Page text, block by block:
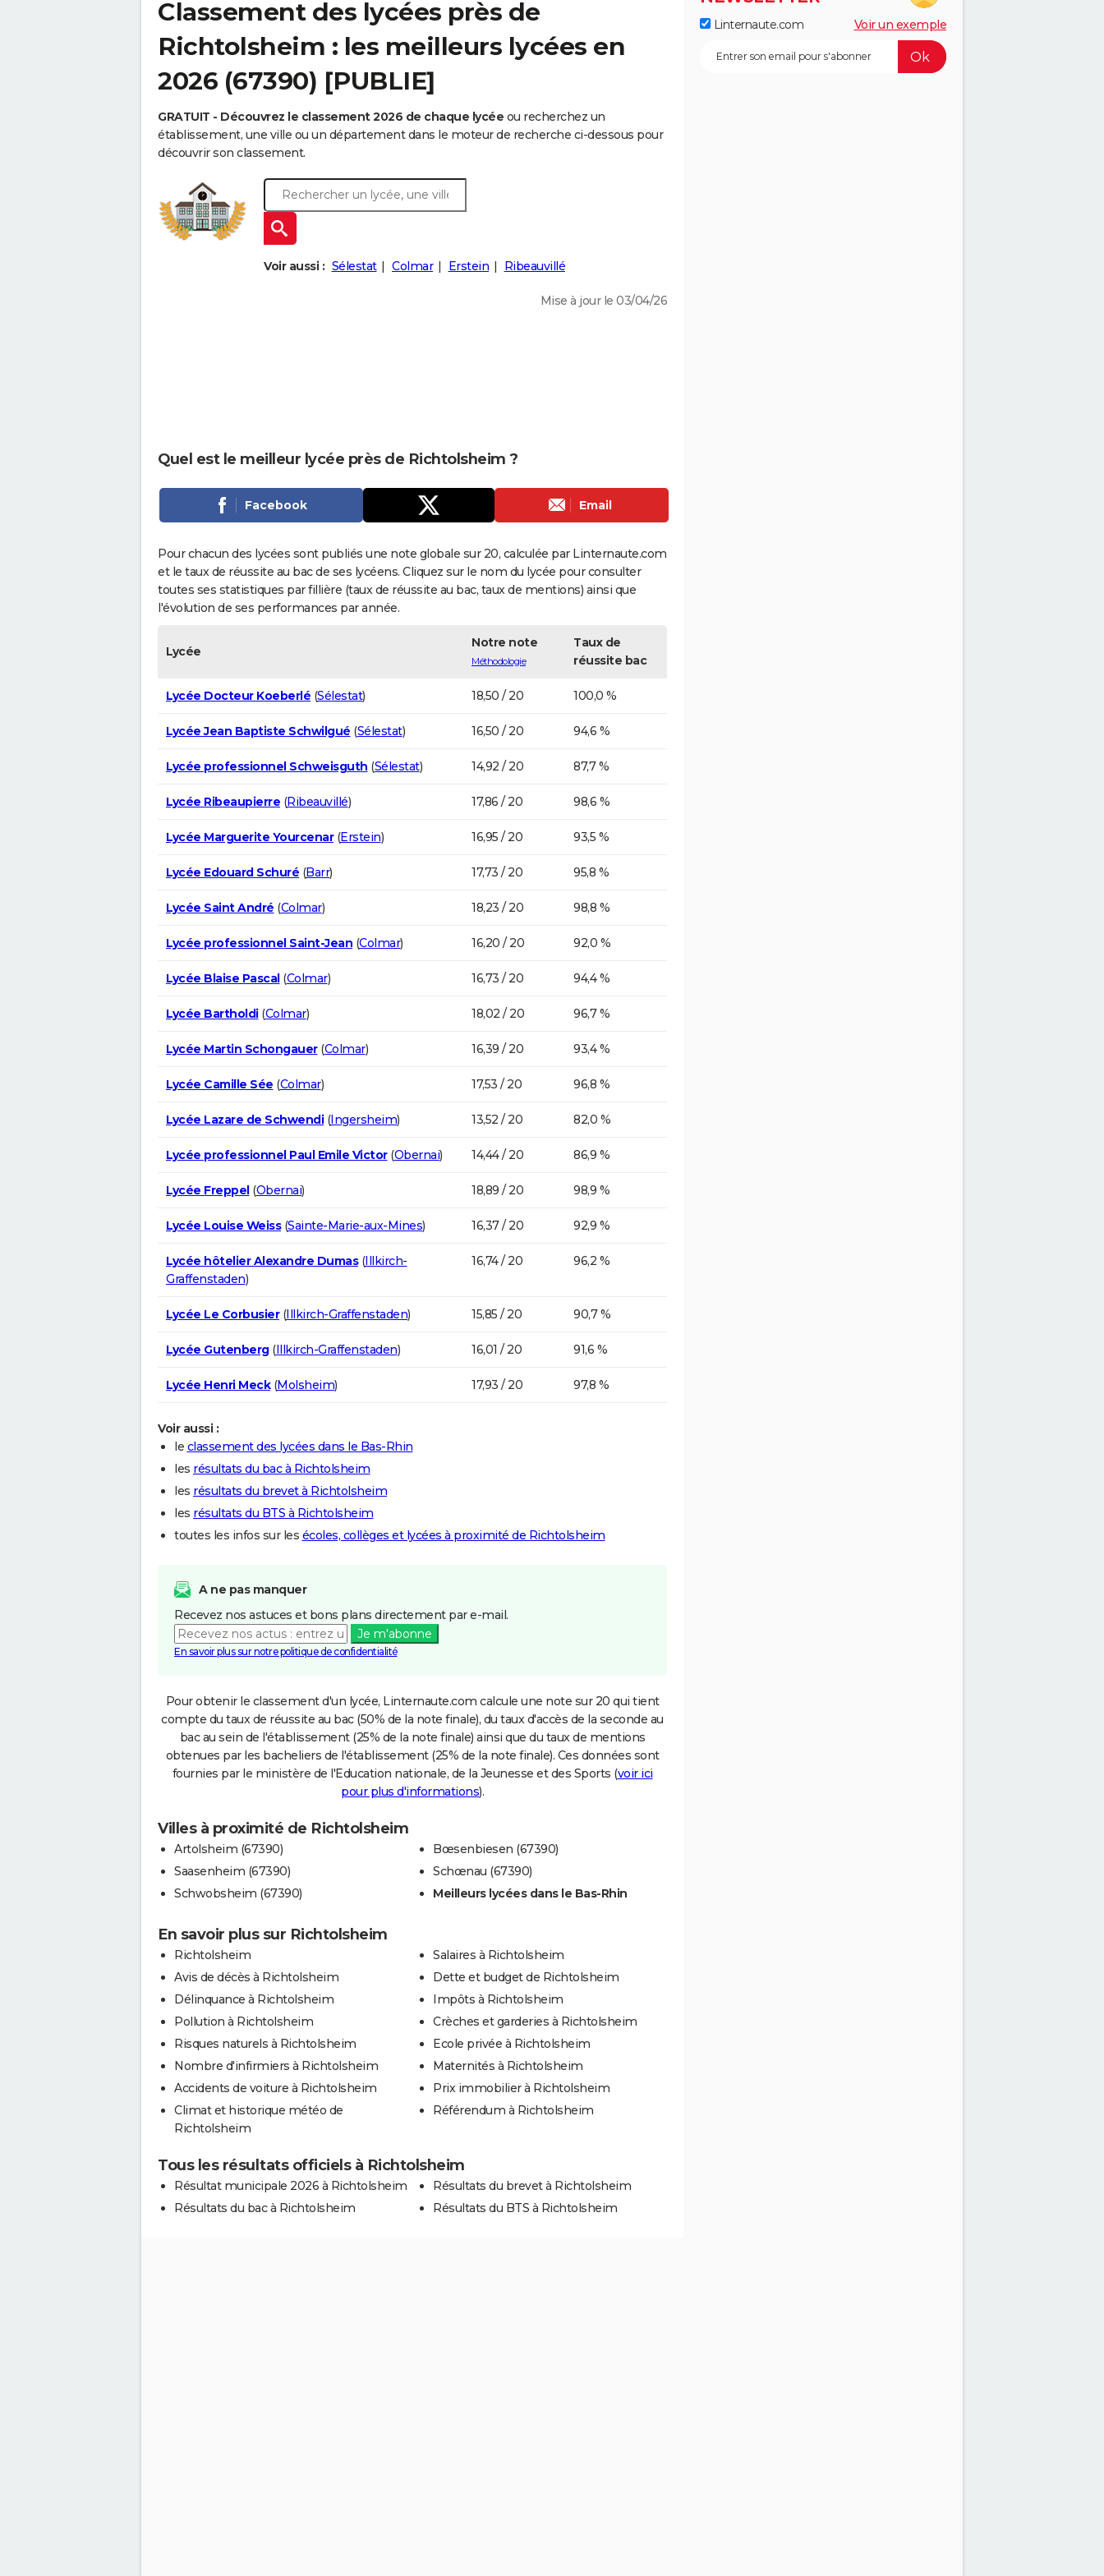
Classement des lycées près de
Richtolsheim : les meilleurs lycées en
2026 (67390) [PUBLIE]
GRATUIT - Découvrez le classement 2026 de chaque lycée ou recherchez un
établissement, une ville ou un département dans le moteur de recherche ci-dessous pour
découvrir son classement.
Voir aussi : Sélestat Colmar Erstein Ribeauvillé
Mise à jour le 03/04/26
Quel est le meilleur lycée près de Richtolsheim ?
Facebook Email
Pour chacun des lycées sont publiés une note globale sur 20, calculée par Linternaute.com
et le taux de réussite au bac de ses lycéens. Cliquez sur le nom du lycée pour consulter
toutes ses statistiques par fillière (taux de réussite au bac, taux de mentions) ainsi que
l'évolution de ses performances par année.
Lycée
Notre note
Méthodologie
Taux de
réussite bac
Lycée Docteur Koeberlé (Sélestat) 18,50 / 20 100,0 %
Lycée Jean Baptiste Schwilgué (Sélestat) 16,50 / 20 94,6 %
Lycée professionnel Schweisguth (Sélestat) 14,92 / 20 87,7 %
Lycée Ribeaupierre (Ribeauvillé) 17,86 / 20 98,6 %
Lycée Marguerite Yourcenar(Erstein) 16,95 / 20 93,5 %
Lycée Edouard Schuré (Barr) 17,73 / 20 95,8 %
Lycée Saint André (Colmar) 18,23 / 20 98,8 %
Lycée professionnel Saint-Jean (Colmar) 16,20 / 20 92,0 %
Lycée Blaise Pascal(Colmar) 16,73 / 20 94,4 %
Lycée Bartholdi(Colmar) 18,02 / 20 96,7 %
Lycée Martin Schongauer(Colmar) 16,39 / 20 93,4 %
Lycée Camille Sée (Colmar) 17,53 / 20 96,8 %
Lycée Lazare de Schwendi(Ingersheim) 13,52 / 20 82,0 %
Lycée professionnel Paul Emile Victor(Obernai) 14,44 / 20 86,9 %
Lycée Freppel(Obernai) 18,89 / 20 98,9 %
Lycée Louise Weiss(Sainte-Marie-aux-Mines) 16,37 / 20 92,9 %
Lycée hôtelier Alexandre Dumas(Illkirch-
Graffenstaden)
16,74 / 20 96,2 %
Lycée Le Corbusier(Illkirch-Graffenstaden) 15,85 / 20 90,7 %
Lycée Gutenberg(Illkirch-Graffenstaden) 16,01 / 20 91,6 %
Lycée Henri Meck(Molsheim) 17,93 / 20 97,8 %
Voir aussi :
le classement des lycées dans le Bas-Rhin
les résultats du bac à Richtolsheim
les résultats du brevet à Richtolsheim
les résultats du BTS à Richtolsheim
toutes les infos sur les écoles, collèges et lycées à proximité de Richtolsheim
A ne pas manquer
Recevez nos astuces et bons plans directement par e-mail.
Je m'abonne
En savoir plus sur notre politique de confidentialité
Pour obtenir le classement d'un lycée, Linternaute.com calcule une note sur 20 qui tient
compte du taux de réussite au bac (50% de la note finale), du taux d'accès de la seconde au
bac au sein de l'établissement (25% de la note finale) ainsi que du taux de mentions
obtenues par les bacheliers de l'établissement (25% de la note finale). Ces données sont
fournies par le ministère de l'Education nationale, de la Jeunesse et des Sports (voir ici
pour plus d'informations).
Villes à proximité de Richtolsheim
Artolsheim (67390)
Saasenheim (67390)
Schwobsheim (67390)
Bœsenbiesen (67390)
Schœnau (67390)
Meilleurs lycées dans le Bas-Rhin
En savoir plus sur Richtolsheim
Richtolsheim
Avis de décès à Richtolsheim
Délinquance à Richtolsheim
Pollution à Richtolsheim
Risques naturels à Richtolsheim
Nombre d'infirmiers à Richtolsheim
Accidents de voiture à Richtolsheim
Climat et historique météo de
Richtolsheim
Salaires à Richtolsheim
Dette et budget de Richtolsheim
Impôts à Richtolsheim
Crèches et garderies à Richtolsheim
Ecole privée à Richtolsheim
Maternités à Richtolsheim
Prix immobilier à Richtolsheim
Référendum à Richtolsheim
Tous les résultats officiels à Richtolsheim
Résultat municipale 2026 à Richtolsheim
Résultats du bac à Richtolsheim
Résultats du brevet à Richtolsheim
Résultats du BTS à Richtolsheim
Linternaute.com Voir un exemple